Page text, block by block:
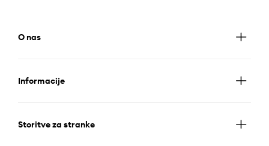
O nas
Informacije
Storitve za stranke